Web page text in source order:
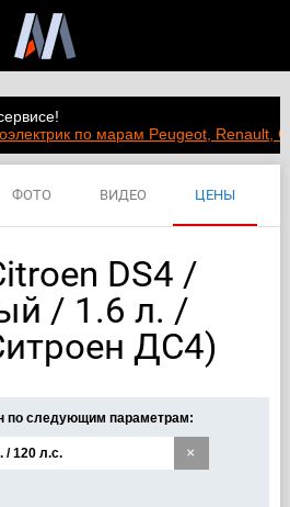
по марам Peugeot, Renault,
ФОТО ВИДЕО ЦЕНЫ
DS4 /
/ 1.6 л. /
ДС4)
по следующим параметрам:
×
/ 120 л.с.